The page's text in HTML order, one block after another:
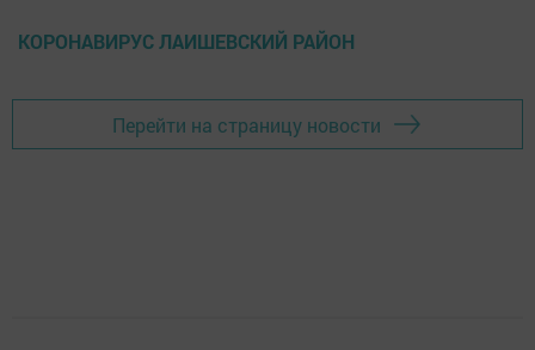
КОРОНАВИРУС ЛАИШЕВСКИЙ РАЙОН
Перейти на страницу новости